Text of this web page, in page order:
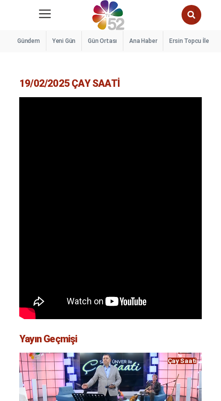
Gündem Yeni Gün Gün Ortası Ana Haber Ersin Topcu İle
19/02/2025 ÇAY SAATİ
Yayın Geçmişi
Çay Saati